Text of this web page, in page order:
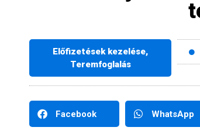
Előfizetések kezelése,
Teremfoglalás
Facebook WhatsApp